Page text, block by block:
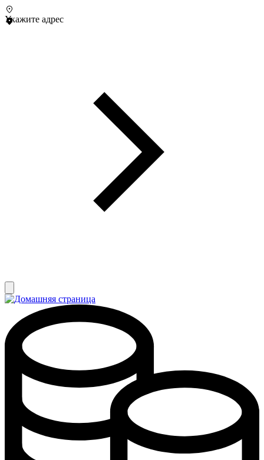
Укажите адрес